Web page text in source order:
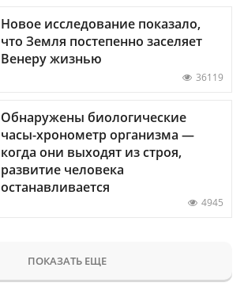
Новое исследование показало,
что Земля постепенно заселяет
Венеру жизнью
36119
Обнаружены биологические
часы-хронометр организма —
когда они выходят из строя,
развитие человека
останавливается
4945
ПОКАЗАТЬ ЕЩЕ